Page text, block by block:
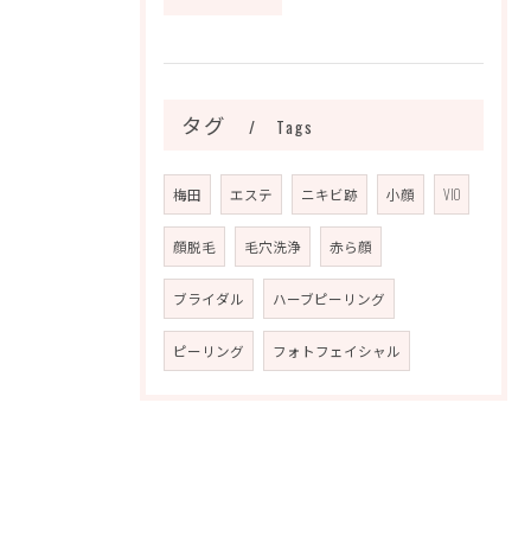
タグ Tags
梅田 エステ ニキビ跡 小顔 VIO
顔脱毛 毛穴洗浄 赤ら顔
ブライダル ハーブピーリング
ピーリング フォトフェイシャル